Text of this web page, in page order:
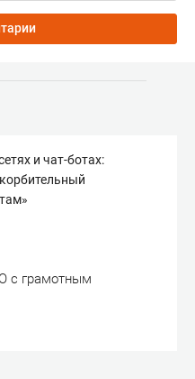
и чат-ботах:
с грамотным